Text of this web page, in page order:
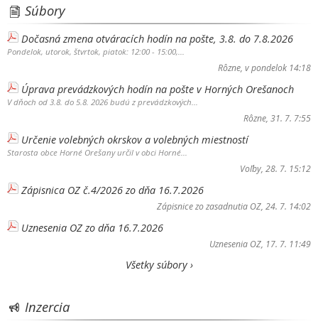
Súbory
Dočasná zmena otváracích hodín na pošte, 3.8. do 7.8.2026
Pondelok, utorok, štvrtok, piatok: 12:00 - 15:00,...
Rôzne, v pondelok 14:18
Úprava prevádzkových hodín na pošte v Horných Orešanoch
V dňoch od 3.8. do 5.8. 2026 budú z prevádzkových...
Rôzne, 31. 7. 7:55
Určenie volebných okrskov a volebných miestností
Starosta obce Horné Orešany určil v obci Horné...
Voľby, 28. 7. 15:12
Zápisnica OZ č.4/2026 zo dňa 16.7.2026
Zápisnice zo zasadnutia OZ, 24. 7. 14:02
Uznesenia OZ zo dňa 16.7.2026
Uznesenia OZ, 17. 7. 11:49
Všetky súbory ›
Inzercia